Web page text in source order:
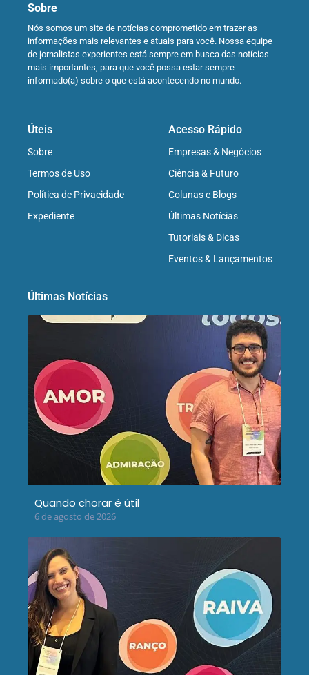
Sobre
Nós somos um site de notícias comprometido em trazer as
informações mais relevantes e atuais para você. Nossa equipe
de jornalistas experientes está sempre em busca das notícias
mais importantes, para que você possa estar sempre
informado(a) sobre o que está acontecendo no mundo.
Úteis
Sobre
Termos de Uso
Política de Privacidade
Expediente
Acesso Rápido
Empresas & Negócios
Ciência & Futuro
Colunas e Blogs
Últimas Notícias
Tutoriais & Dicas
Eventos & Lançamentos
Últimas Notícias
Quando chorar é útil
6 de agosto de 2026